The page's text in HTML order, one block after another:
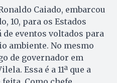
Caiado, embarcou
10, para os Estados
eventos voltados para
ambiente. No mesmo
de governador em
Essa é a 11ª que a